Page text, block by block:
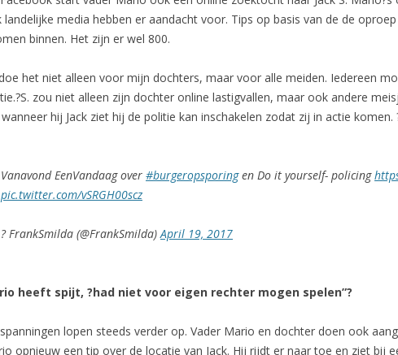
landelijke media hebben er aandacht voor. Tips op basis van de de
binnen. Het zijn er wel 800.
het niet alleen voor mijn dochters, maar voor alle meiden. Iedereen
zou niet alleen zijn dochter online lastigvallen, maar ook andere
hij Jack ziet hij de politie kan inschakelen zodat zij in actie komen.
Vanavond EenVandaag over #burgeropsporingen Do it yourself- policing
pic.twitter.com/vSRGH00scz
? FrankSmilda (@FrankSmilda)April 19, 2017
heeft spijt, ?had niet voor eigen rechter mogen spelen”?
lopen steeds verder op. Vader Mario en dochter doen ook
opnieuw een tip over de locatie van Jack. Hij rijdt er naar toe en ziet bij